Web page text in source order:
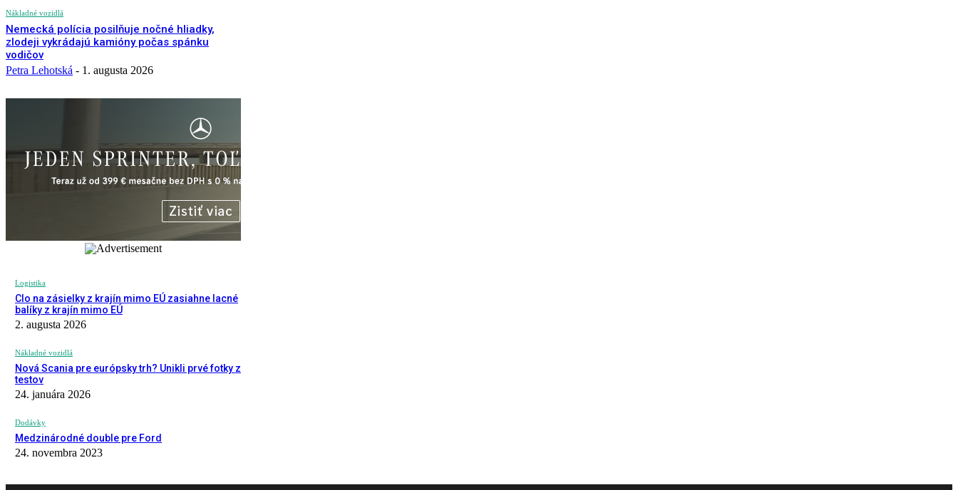
Nákladné vozidlá
Nemecká polícia posilňuje nočné hliadky,
zlodeji vykrádajú kamióny počas spánku
vodičov
Petra Lehotská - 1. augusta 2026
Logistika
Clo na zásielky z krajín mimo EÚ zasiahne lacné
balíky z krajín mimo EÚ
2. augusta 2026
Nákladné vozidlá
Nová Scania pre európsky trh? Unikli prvé fotky z
testov
24. januára 2026
Dodávky
Medzinárodné double pre Ford
24. novembra 2023